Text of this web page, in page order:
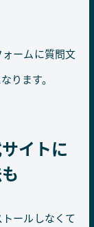
ームに質問文
ります。
イトに
ールしなくて